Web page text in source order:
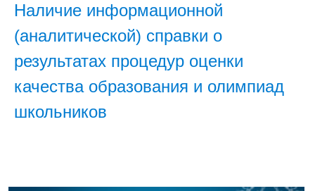
Наличие информационной
(аналитической) справки о
результатах процедур оценки
качества образования и олимпиад
школьников